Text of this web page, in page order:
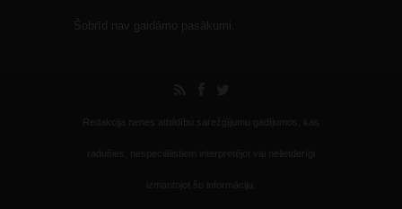
Šobrīd nav gaidāmo pasākumi.
Redakcija nenes atbildību sarežģījumu gadījumos, kas